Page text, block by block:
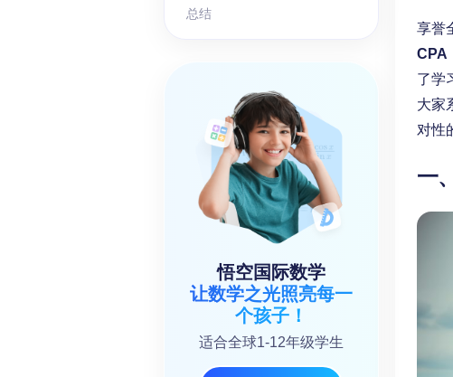
总结
悟空国际数学
让数学之光照亮每一
个孩子！
适合全球1-12年级学生
享誉
CPA
了学
大家
对性
一